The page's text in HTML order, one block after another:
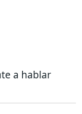
a hablar